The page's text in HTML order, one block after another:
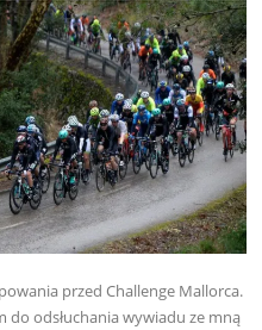
przed Challenge Mallorca.
do odsłuchania wywiadu ze mną